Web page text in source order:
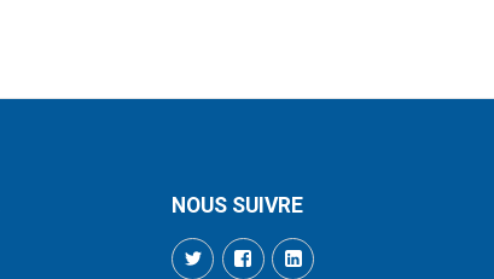
NOUS SUIVRE
TwitterFacebookLinkedIn